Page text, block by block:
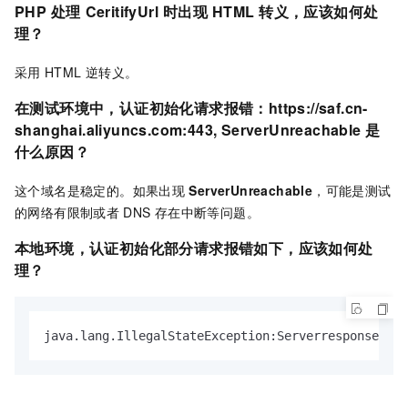
PHP 处理 CeritifyUrl 时出现 HTML 转义，应该如何处
理？
采用 HTML 逆转义。
在测试环境中，认证初始化请求报错： https://saf.cn-
shanghai.aliyuncs.com:443, ServerUnreachable 是
什么原因？
这个域名是稳定的。如果出现 ServerUnreachable ，可能是测试
的网络有限制或者 DNS 存在中断等问题。
本地环境，认证初始化部分请求报错如下，应该如何处
理？